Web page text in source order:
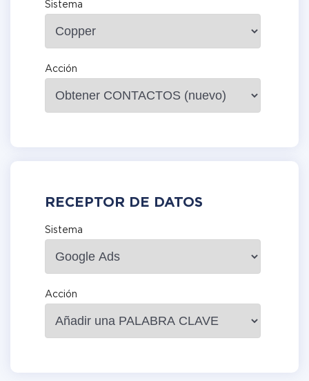
Sistema
Acción
RECEPTOR DE DATOS
Sistema
Acción